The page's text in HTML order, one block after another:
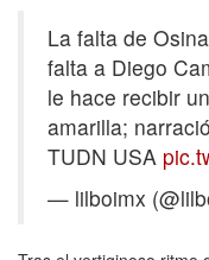
La falta de
falta a Diego
le hace recibir
amarilla;
TUDN USA
— lilboimx